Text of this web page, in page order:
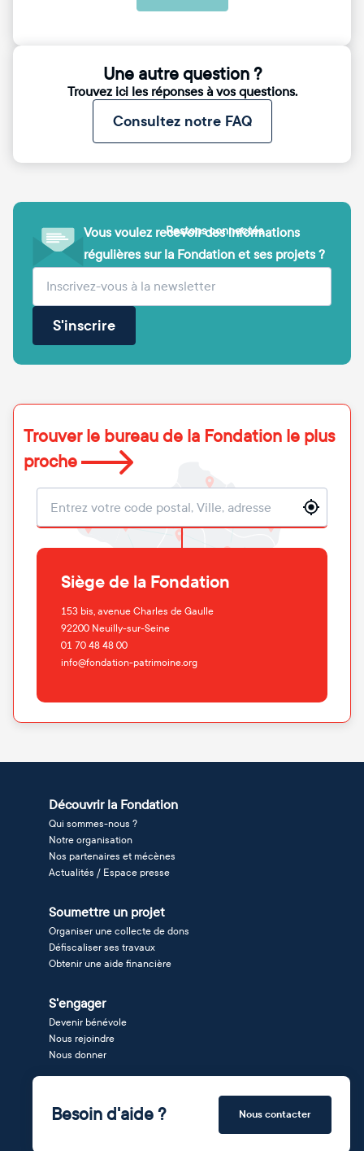
Une autre question ?
Trouvez ici les réponses à vos questions.
Consultez notre FAQ
Vous voulez recevoir des informations
régulières sur la Fondation et ses projets ?
Votre adresse e-mail (obligatoire)
S'inscrire
Restons connectés
Trouver le bureau de la Fondation le plus
proche
Localisation
Siège de la Fondation
153 bis, avenue Charles de Gaulle
92200 Neuilly-sur-Seine
01 70 48 48 00
info@fondation-patrimoine.org
Découvrir la Fondation
Qui sommes-nous ?
Notre organisation
Nos partenaires et mécènes
Actualités / Espace presse
Soumettre un projet
Organiser une collecte de dons
Défiscaliser ses travaux
Obtenir une aide financière
S'engager
Devenir bénévole
Nous rejoindre
Nous donner
Besoin d'aide ? Nous contacter